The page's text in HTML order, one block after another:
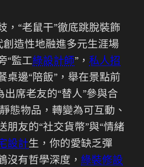
，“老鼠干”徹底跳脫裝飾
創造性地融進多元生涯場
“監工綠設計師”， 私人招
桌邊“陪飯”，舉在景點前
出席老友的“替人”參與合
態物品，轉變為可互動、
朋友的“社交貨幣”與“情緒
設計生，你的愛缺乏彈
沒有哲學深度， 綠裝修設